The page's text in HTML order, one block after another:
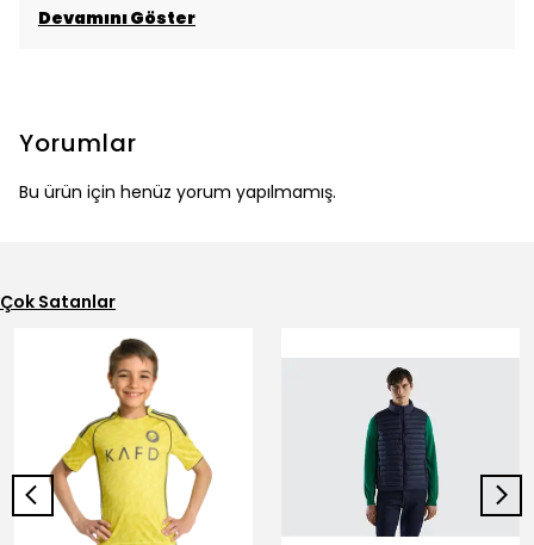
Devamını Göster
Yorumlar
Bu ürün için henüz yorum yapılmamış.
Çok Satanlar